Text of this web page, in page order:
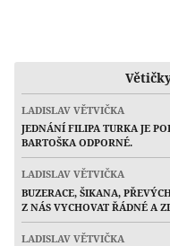
LADISLAV VĚTVIČKA
JEDNÁNÍ FILIPA TURKA JE
BARTOŠKA ODPORNÉ.
LADISLAV VĚTVIČKA
BUZERACE, ŠIKANA,
Z NÁS VYCHOVAT ŘÁDNÉ A
LADISLAV VĚTVIČKA